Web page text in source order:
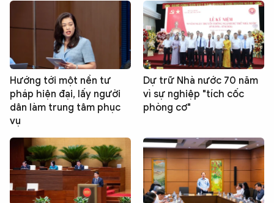
Hướng tới một nền tư
pháp hiện đại, lấy người
dân làm trung tâm phục
vụ
Dự trữ Nhà nước 70 năm
vì sự nghiệp "tích cốc
phòng cơ"